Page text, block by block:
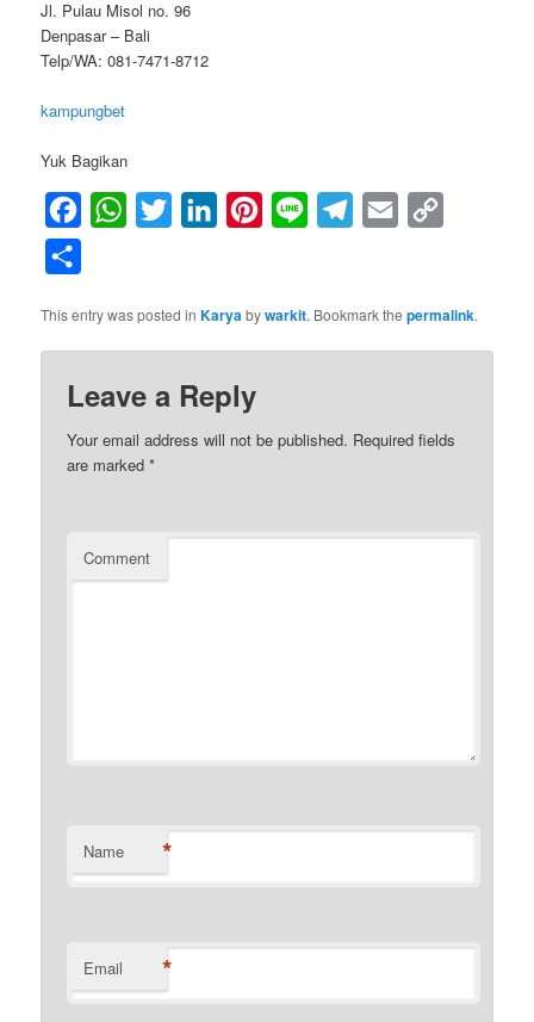
Jl. Pulau Misol no. 96
Denpasar – Bali
Telp/WA: 081-7471-8712
kampungbet
Yuk Bagikan
FacebookWhatsApp
Twitter LinkedInPinterest
Line Telegram
Email
This entry was posted inKaryabywarkit. Bookmark thepermalink.
Leave a Reply
Your email address will not be published. Required fields
are marked*
Comment
Name *
Email *